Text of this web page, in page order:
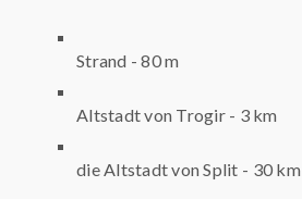
Strand - 80 m
Altstadt von Trogir - 3 km
die Altstadt von Split - 30 km